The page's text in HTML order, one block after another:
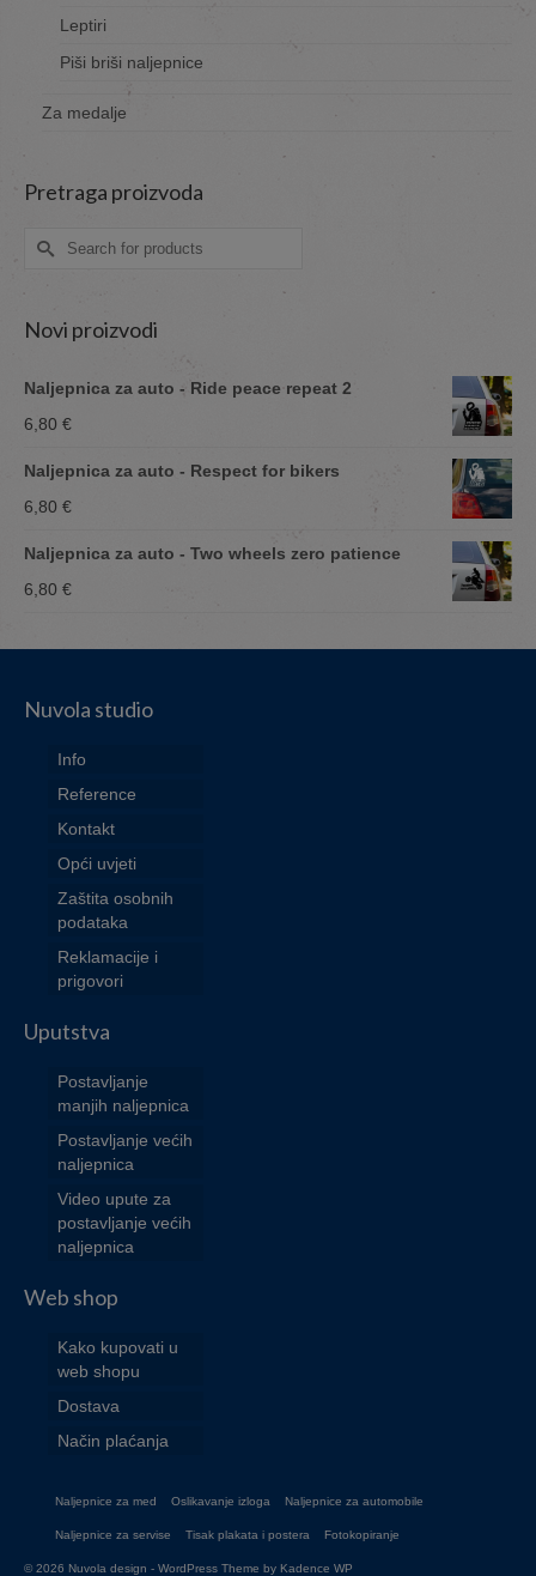
Leptiri
Piši briši naljepnice
Za medalje
Pretraga proizvoda
Search
Novi proizvodi
Naljepnica za auto - Ride peace repeat 2
6,80 €
Naljepnica za auto - Respect for bikers
6,80 €
Naljepnica za auto - Two wheels zero patience
6,80 €
Nuvola studio
Info
Reference
Kontakt
Opći uvjeti
Zaštita osobnih
podataka
Reklamacije i
prigovori
Uputstva
Postavljanje
manjih naljepnica
Postavljanje većih
naljepnica
Video upute za
postavljanje većih
naljepnica
Web shop
Kako kupovati u
web shopu
Dostava
Način plaćanja
Naljepnice za med Oslikavanje izloga Naljepnice za automobile
Naljepnice za servise Tisak plakata i postera Fotokopiranje
© 2026 Nuvola design - WordPress Theme by Kadence WP